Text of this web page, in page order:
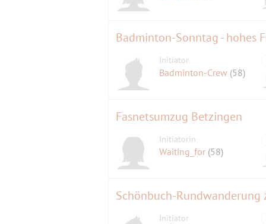
Badminton-Sonntag - hohes
Initiator
Badminton-Crew (58)
Fasnetsumzug Betzingen
Initiatorin
Waiting_for (58)
Schönbuch-Rundwanderung
Initiator